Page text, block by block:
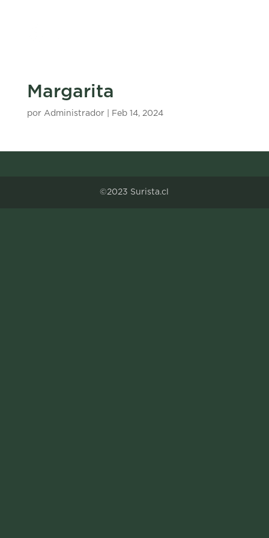
Margarita
por Administrador| Feb 14, 2024
©2023 Surista.cl